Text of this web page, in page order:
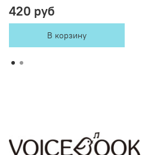
420 руб
В корзину